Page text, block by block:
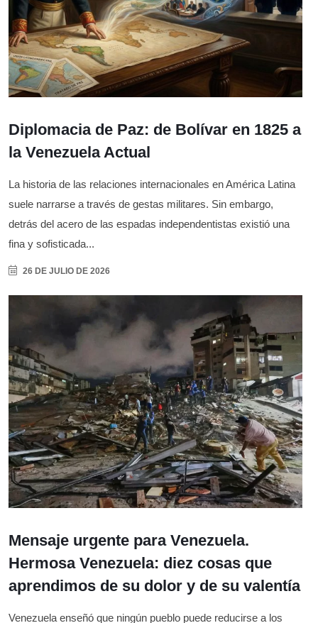
Diplomacia de Paz: de Bolívar en 1825 a
la Venezuela Actual
La historia de las relaciones internacionales en América Latina
suele narrarse a través de gestas militares. Sin embargo,
detrás del acero de las espadas independentistas existió una
fina y sofisticada...
26 DE JULIO DE 2026
Mensaje urgente para Venezuela.
Hermosa Venezuela: diez cosas que
aprendimos de su dolor y de su valentía
Venezuela enseñó que ningún pueblo puede reducirse a los